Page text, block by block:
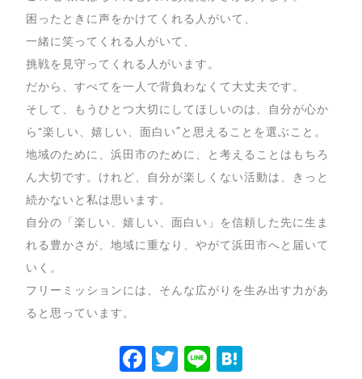
困ったときに声をかけてくれる人がいて、
一緒に笑ってくれる人がいて、
挑戦を見守ってくれる人がいます。
だから、すべてを一人で背負わなくて大丈夫です。
そして、もうひとつ大切にしてほしいのは、自分が心か
ら“楽しい、嬉しい、面白い”と思えることを選ぶこと。
地域のために、浜田市のために、と考えることはもちろ
ん大切です。けれど、自分が楽しくない活動は、きっと
続かないと私は思います。
自分の「楽しい、嬉しい、面白い」を信頼した先に生ま
れる豊かさが、地域に重なり、やがて浜田市へと届いて
いく。
フリーミッションには、そんな広がりを生み出す力があ
ると思っています。
Facebook
Twitter
Line